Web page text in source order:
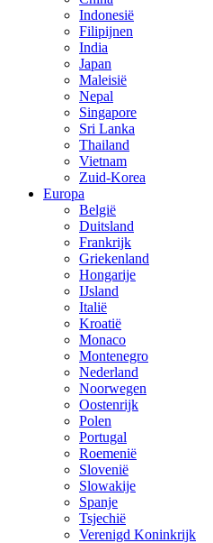
Indonesië
Filipijnen
India
Japan
Maleisië
Nepal
Singapore
Sri Lanka
Thailand
Vietnam
Zuid-Korea
Europa
België
Duitsland
Frankrijk
Griekenland
Hongarije
IJsland
Italië
Kroatië
Monaco
Montenegro
Nederland
Noorwegen
Oostenrijk
Polen
Portugal
Roemenië
Slovenië
Slowakije
Spanje
Tsjechië
Verenigd Koninkrijk